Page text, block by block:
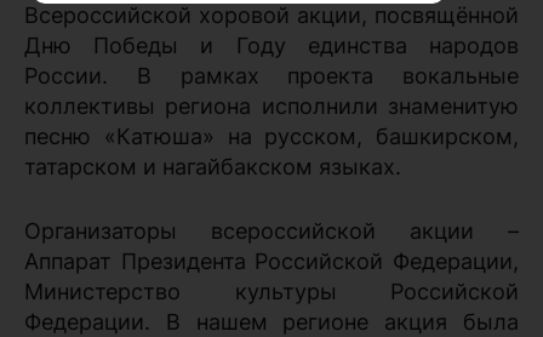
Всероссийской хоровой акции, посвящённой
Дню Победы и Году единства народов
России. В рамках проекта вокальные
коллективы региона исполнили знаменитую
песню «Катюша» на русском, башкирском,
татарском и нагайбакском языках.
Организаторы всероссийской акции –
Аппарат Президента Российской Федерации,
Министерство культуры Российской
Федерации. В нашем регионе акция была